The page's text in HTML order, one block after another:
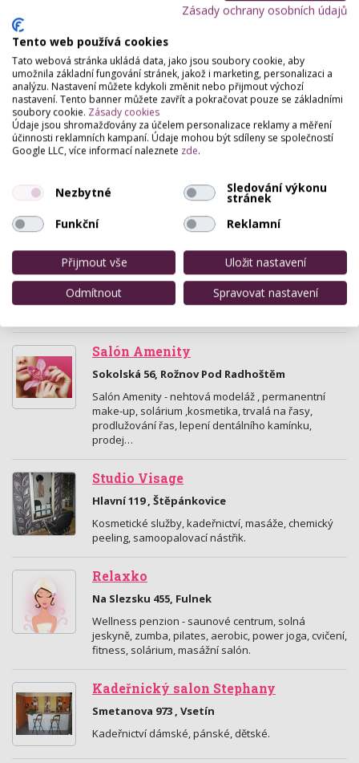
JM studio
Masarykovo náměstí 93 , Karviná
Kosmetické opalování v samoopalovací automatické
kabině. Zdravá forma opalování s péčí o pokožku.
Studio Pohoda
Relaxační centrum nabízí kadeřnické a holičské
služby. Nabízíme také kosmetické služby - líčení,
manikúra, pedikúra, masáže, solárium, drogerii,…
Studio Andrea
Lesní 581 , Třinec
Kosmetické, relaxační a regenerační studio
Salón Amenity
Sokolská 56, Rožnov Pod Radhoštěm
Salón Amenity - nehtová modeláž , permanentní
make-up, solárium ,kosmetika, trvalá na řasy,
prodlužování řas, lepení dentálního kamínku,
prodej…
Studio Visage
Hlavní 119 , Štěpánkovice
Kosmetické služby, kadeřnictví, masáže, chemický
peeling, samoopalovací nástřik.
Relaxko
Na Slezsku 455, Fulnek
Wellness penzion - saunové centrum, solná
jeskyně, zumba, pilates, aerobic, power joga, cvičení,
fitness, solárium, masážní salón.
Kadeřnický salon Stephany
Smetanova 973 , Vsetín
Kadeřnictví dámské, pánské, dětské.
Zásady ochrany osobních údajů
Tento web používá cookies
Tato webová stránka ukládá data, jako jsou soubory cookie, aby
umožnila základní fungování stránek, jakož i marketing, personalizaci a
analýzu. Nastavení můžete kdykoli změnit nebo přijmout výchozí
nastavení. Tento banner můžete zavřít a pokračovat pouze se základními
soubory cookie. Zásady cookies
Údaje jsou shromažďovány za účelem personalizace reklamy a měření
účinnosti reklamních kampaní. Údaje mohou být sdíleny se společností
Google LLC, více informací naleznete zde.
Nezbytné Sledování výkonu
stránek
Funkční
Reklamní
Přijmout vše
Uložit nastavení
Odmítnout
Spravovat nastavení